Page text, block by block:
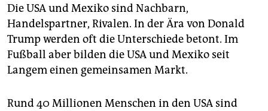
Die USA und Mexiko sind Nachbarn,
Handelspartner, Rivalen. In der Ära von Donald
Trump werden oft die Unterschiede betont. Im
Fußball aber bilden die USA und Mexiko seit
Langem einen gemeinsamen Markt.
Rund 40 Millionen Menschen in den USA sind